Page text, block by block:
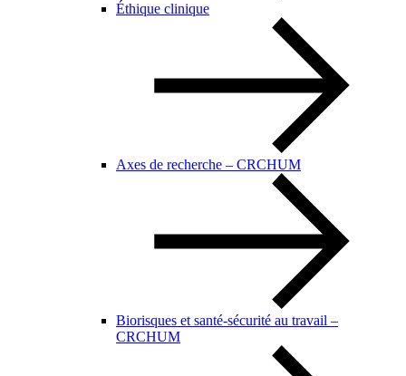
Éthique clinique
Axes de recherche – CRCHUM
Biorisques et santé-sécurité au travail –
CRCHUM